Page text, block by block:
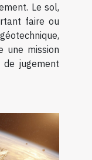
Le sol,
faire ou
une mission
de jugement